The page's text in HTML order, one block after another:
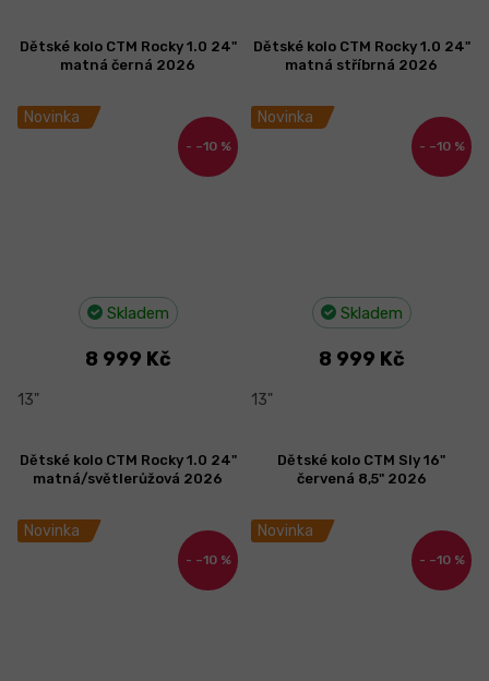
Novinka
–10 %
Dětské kolo CTM Rocky 1.0 24"
matná černá 2026
Skladem
8 999 Kč
13"
Novinka
–10 %
Dětské kolo CTM Rocky 1.0 24"
matná stříbrná 2026
Skladem
8 999 Kč
13"
Novinka
–10 %
Dětské kolo CTM Rocky 1.0 24"
matná/světlerůžová 2026
Novinka
–10 %
Dětské kolo CTM Sly 16"
červená 8,5" 2026